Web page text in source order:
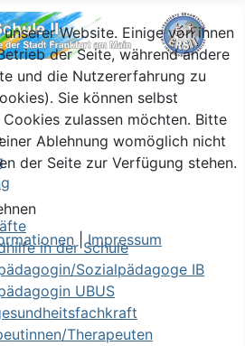
in der Schule
Sozialpädagoge IB
UBUS
Therapeuten
Website. Einige von ihnen
der Seite, während andere
und die Nutzererfahrung zu
Sie können selbst
zulassen möchten. Bitte
Ablehnung womöglich nicht
der Seite zur Verfügung stehen.
|Impressum